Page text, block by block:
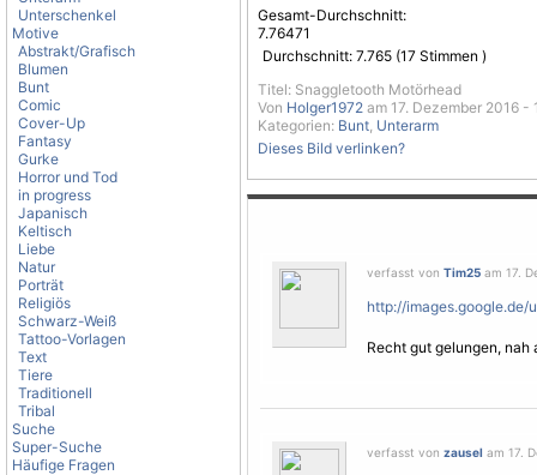
Unterschenkel
Motive
Abstrakt/Grafisch
Blumen
Bunt
Comic
Cover-Up
Fantasy
Gurke
Horror und Tod
in progress
Japanisch
Keltisch
Liebe
Natur
Porträt
Religiös
Schwarz-Weiß
Tattoo-Vorlagen
Text
Tiere
Traditionell
Tribal
Suche
Super-Suche
Häufige Fragen
Gesamt-Durchschnitt:
7.76471
Durchschnitt: 7.765 (17 Stimmen )
Titel: Snaggletooth Motörhead
Von Holger1972 am 17. Dezember 2016 -
Kategorien: Bunt, Unterarm
Dieses Bild verlinken?
verfasst von Tim25 am 17.
http://images.google.de/
Recht gut gelungen, nah
verfasst von zausel am 17.